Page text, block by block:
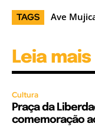
TAGS Ave
Leia mais
Cultura
Praça da
comemoração